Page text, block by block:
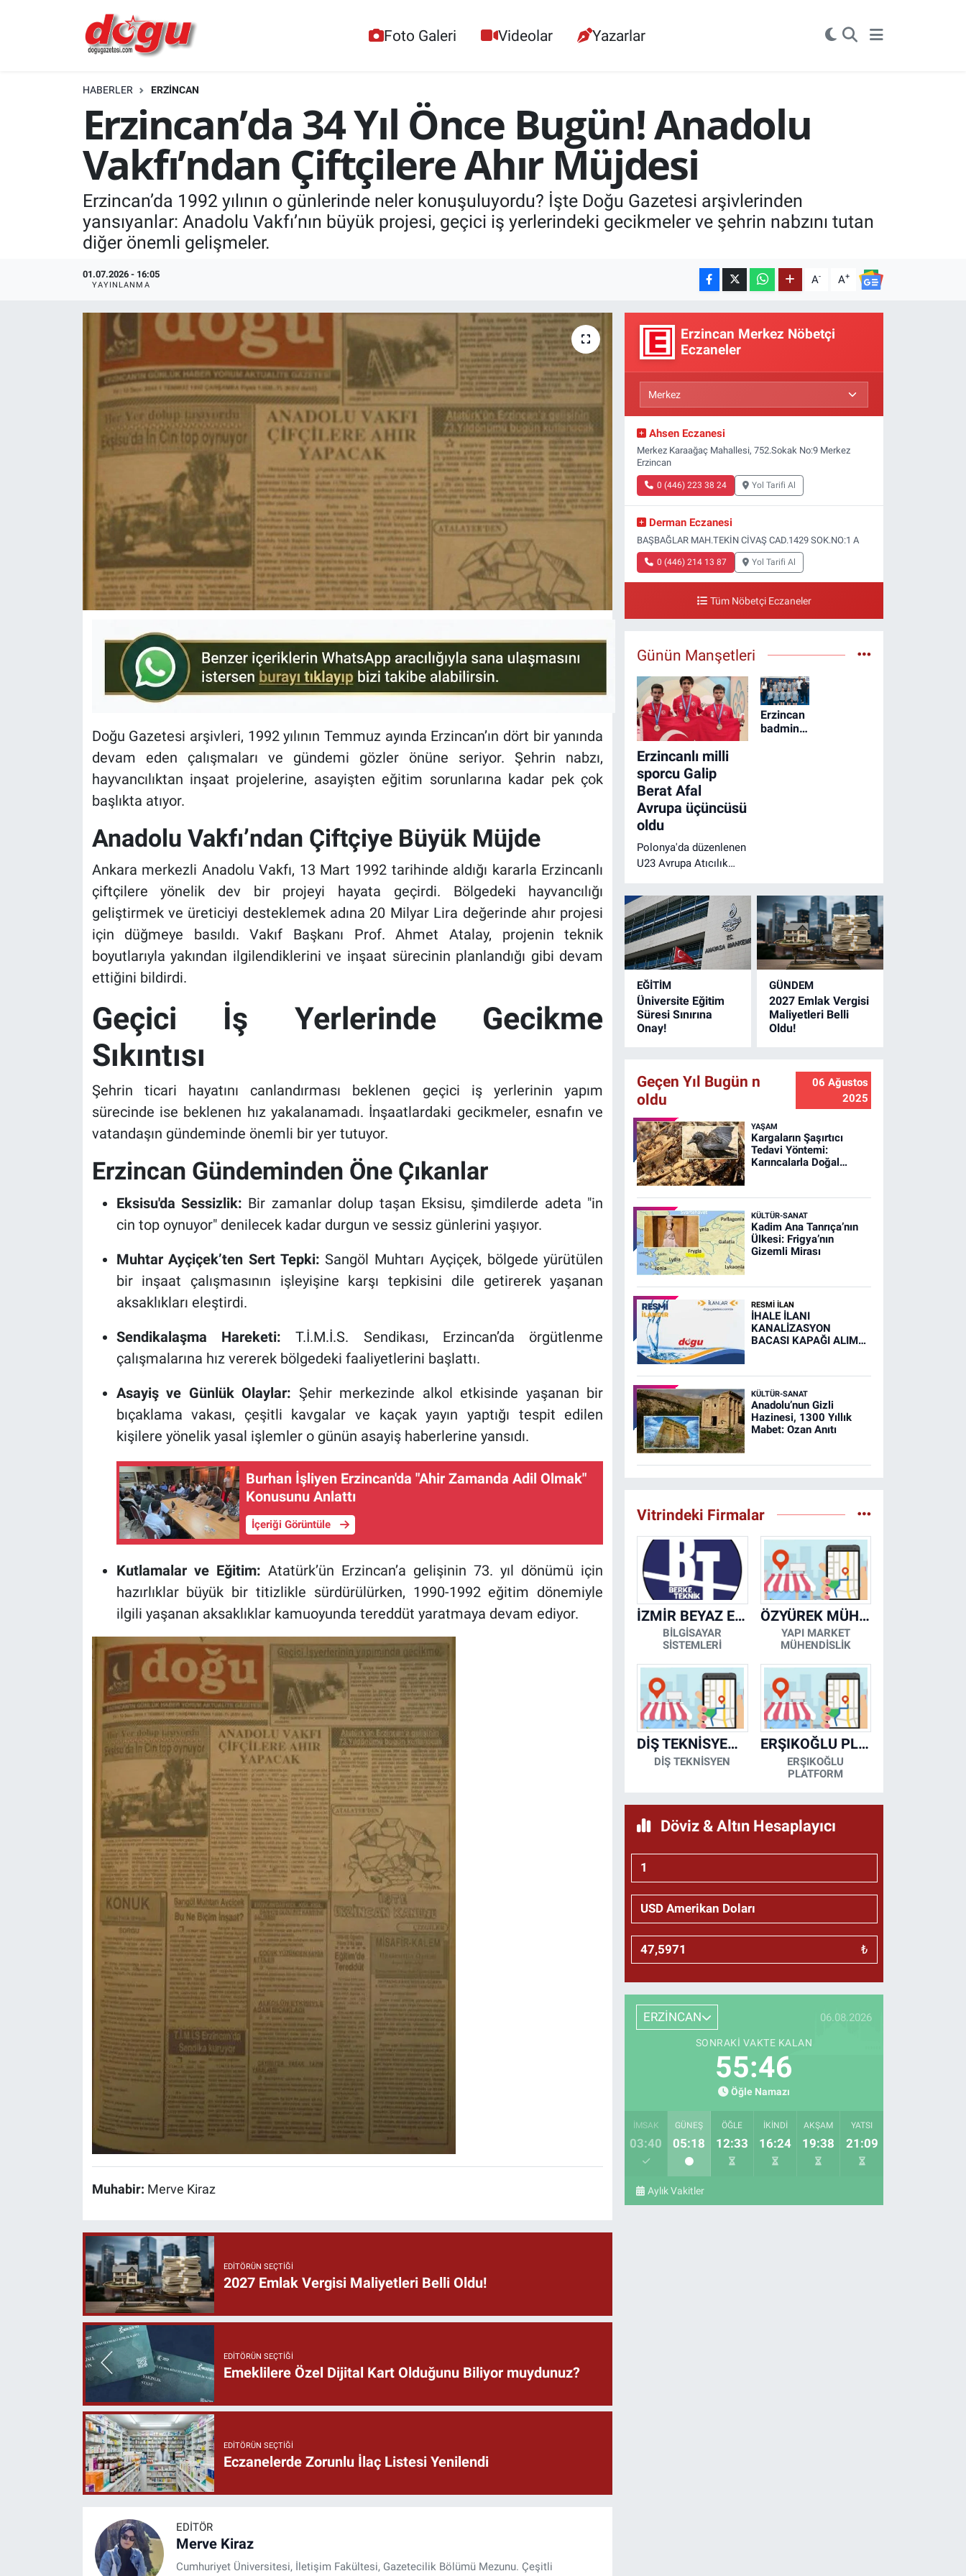
Foto Galeri Videolar Yazarlar
HABERLER ERZINCAN
Erzincan’da 34 Yıl Önce Bugün! Anadolu
Vakfı’ndan Çiftçilere Ahır Müjdesi
Erzincan’da 1992 yılının o günlerinde neler konuşuluyordu? İşte Doğu Gazetesi arşivlerinden
yansıyanlar: Anadolu Vakfı’nın büyük projesi, geçici iş yerlerindeki gecikmeler ve şehrin nabzını tutan
diğer önemli gelişmeler.
01.07.2026 - 16:05
YAYINLANMA A- A+
Doğu Gazetesi arşivleri, 1992 yılının Temmuz ayında Erzincan’ın dört bir yanında
devam eden çalışmaları ve gündemi gözler önüne seriyor. Şehrin nabzı,
hayvancılıktan inşaat projelerine, asayişten eğitim sorunlarına kadar pek çok
başlıkta atıyor.
Anadolu Vakfı’ndan Çiftçiye Büyük Müjde
Ankara merkezli Anadolu Vakfı, 13 Mart 1992 tarihinde aldığı kararla Erzincanlı
çiftçilere yönelik dev bir projeyi hayata geçirdi. Bölgedeki hayvancılığı
geliştirmek ve üreticiyi desteklemek adına 20 Milyar Lira değerinde ahır projesi
için düğmeye basıldı. Vakıf Başkanı Prof. Ahmet Atalay, projenin teknik
boyutlarıyla yakından ilgilendiklerini ve inşaat sürecinin planlandığı gibi devam
ettiğini bildirdi.
Geçici İş Yerlerinde Gecikme
Sıkıntısı
Şehrin ticari hayatını canlandırması beklenen geçici iş yerlerinin yapım
sürecinde ise beklenen hız yakalanamadı. İnşaatlardaki gecikmeler, esnafın ve
vatandaşın gündeminde önemli bir yer tutuyor.
Erzincan Gündeminden Öne Çıkanlar
Eksisu'da Sessizlik: Bir zamanlar dolup taşan Eksisu, şimdilerde adeta "in
cin top oynuyor" denilecek kadar durgun ve sessiz günlerini yaşıyor.
Muhtar Ayçiçek’ten Sert Tepki: Sangöl Muhtarı Ayçiçek, bölgede yürütülen
bir inşaat çalışmasının işleyişine karşı tepkisini dile getirerek yaşanan
aksaklıkları eleştirdi.
Sendikalaşma Hareketi: T.İ.M.İ.S. Sendikası, Erzincan’da örgütlenme
çalışmalarına hız vererek bölgedeki faaliyetlerini başlattı.
Asayiş ve Günlük Olaylar: Şehir merkezinde alkol etkisinde yaşanan bir
bıçaklama vakası, çeşitli kavgalar ve kaçak yayın yaptığı tespit edilen
kişilere yönelik yasal işlemler o günün asayiş haberlerine yansıdı.
Burhan İşliyen Erzincan'da "Ahir Zamanda Adil Olmak"
Konusunu Anlattı
İçeriği Görüntüle
Kutlamalar ve Eğitim: Atatürk’ün Erzincan’a gelişinin 73. yıl dönümü için
hazırlıklar büyük bir titizlikle sürdürülürken, 1990-1992 eğitim dönemiyle
ilgili yaşanan aksaklıklar kamuoyunda tereddüt yaratmaya devam ediyor.
Muhabir: Merve Kiraz
EDITÖRÜN SEÇTIĞI
2027 Emlak Vergisi Maliyetleri Belli Oldu!
EDITÖRÜN SEÇTIĞI
Emeklilere Özel Dijital Kart Olduğunu Biliyor muydunuz?
EDITÖRÜN SEÇTIĞI
Eczanelerde Zorunlu İlaç Listesi Yenilendi
EDITÖR
Merve Kiraz
Cumhuriyet Üniversitesi, İletişim Fakültesi, Gazetecilik Bölümü Mezunu. Çeşitli
Erzincan Merkez Nöbetçi
Eczaneler
Ahsen Eczanesi
Merkez Karaağaç Mahallesi, 752.Sokak No:9 Merkez
Erzincan
0 (446) 223 38 24 Yol Tarifi Al
Derman Eczanesi
BAŞBAĞLAR MAH.TEKİN CİVAŞ CAD.1429 SOK.NO:1 A
0 (446) 214 13 87 Yol Tarifi Al
Tüm Nöbetçi Eczaneler
Günün Manşetleri
Erzincanlı milli
sporcu Galip
Berat Afal
Avrupa üçüncüsü
oldu
Polonya'da düzenlenen
U23 Avrupa Atıcılık
mücadele eden
Erzincanlı milli sporcu
Galip Berat Afal, 10
Metre Havalı Tüfek
Erkekler Takım
üçüncüsü olarak bronz
madalya kazandı.
Erzincan
badminton
EĞİTİM
Üniversite Eğitim
Süresi Sınırına
Onay!
GÜNDEM
2027 Emlak Vergisi
Maliyetleri Belli
Oldu!
Geçen Yıl Bugün n
oldu
06 Ağustos
2025
YAŞAM
Kargaların Şaşırtıcı
Tedavi Yöntemi:
Karıncalarla Doğal
KÜLTÜR-SANAT
Kadim Ana Tanrıça’nın
Ülkesi: Frigya’nın
Gizemli Mirası
RESMİ İLAN
İHALE İLANI
KANALİZASYON
BACASI KAPAĞI ALIM
KÜLTÜR-SANAT
Anadolu’nun Gizli
Hazinesi, 1300 Yıllık
Mabet: Ozan Anıtı
Vitrindeki Firmalar
İZMİR BEYAZ EŞYA KLİMA KOMBİ SERVİSİ
BİLGİSAYAR
SİSTEMLERİ
ÖZYÜREK MÜHENDİSLİK
YAPI MARKET
MÜHENDİSLİK
DİŞ TEKNİSYENİ- MESUT KORKMAZ
DİŞ TEKNİSYEN
ERŞIKOĞLU PLATFORM
ERŞIKOĞLU
PLATFORM
Döviz & Altın Hesaplayıcı
₺
ERZİNCAN 06.08.2026
SONRAKI VAKTE KALAN
55:45
Öğle Namazı
İMSAK
03:40
GÜNEŞ
05:18
ÖĞLE
12:33
İKINDI
16:24
AKŞAM
19:38
YATSI
21:09
Aylık Vakitler
ERZINCAN
GÜNDEM
ERZİNCAN FOTOĞRAFLARI
EKONOMİ
Bilim, teknoloji
KÜLTÜR-SANAT
Yerel Haber
RESMİ İLAN